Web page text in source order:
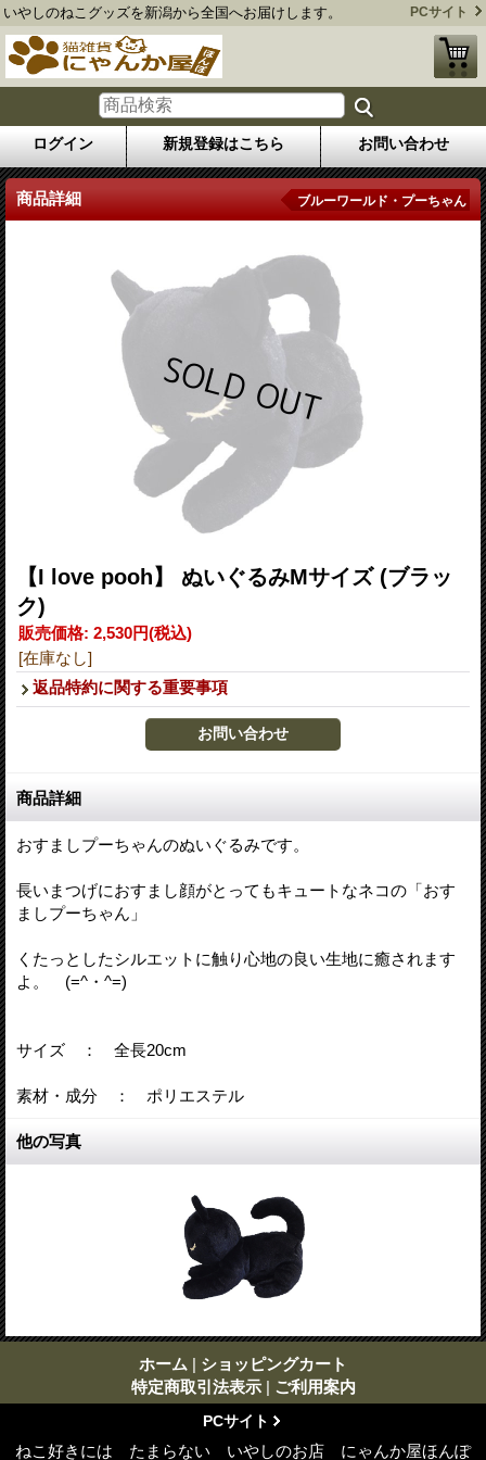
いやしのねこグッズを新潟から全国へお届けします。 PCサイト
ログイン 新規登録はこちら お問い合わせ
商品詳細 ブルーワールド・プーちゃん
【I love pooh】 ぬいぐるみMサイズ (ブラッ
ク)
販売価格: 2,530円(税込)
[在庫なし]
返品特約に関する重要事項
商品詳細
おすましプーちゃんのぬいぐるみです。
長いまつげにおすまし顔がとってもキュートなネコの「おす
ましプーちゃん」
くたっとしたシルエットに触り心地の良い生地に癒されます
よ。 (=^・^=)
サイズ ： 全長20cm
素材・成分 ： ポリエステル
他の写真
ホーム | ショッピングカート
特定商取引法表示 | ご利用案内
PCサイト
ねこ好きには たまらない いやしのお店 にゃんか屋ほんぽ